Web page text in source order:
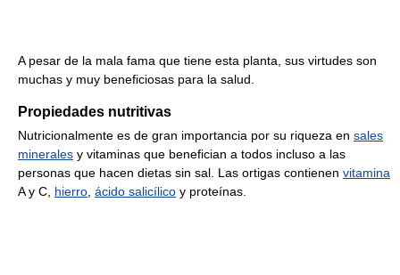
A pesar de la mala fama que tiene esta planta, sus virtudes son
muchas y muy beneficiosas para la salud.
Propiedades nutritivas
Nutricionalmente es de gran importancia por su riqueza en sales
minerales y vitaminas que benefician a todos incluso a las
personas que hacen dietas sin sal. Las ortigas contienen vitamina
A y C, hierro, ácido salicílico y proteínas.